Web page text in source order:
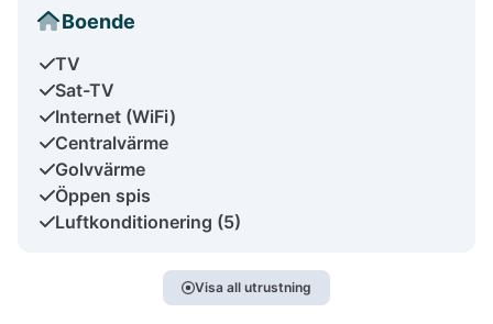
Boende
TV
Sat-TV
Internet (WiFi)
Centralvärme
Golvvärme
Öppen spis
Luftkonditionering (5)
Visa all utrustning